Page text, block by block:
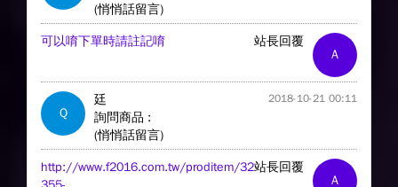
(悄悄話留言)
A
站長回覆
可以唷下單時請註記唷
Q
廷 2018-10-21 00:11
詢問商品 :
(悄悄話留言)
A
站長回覆
http://www.f2016.com.tw/proditem/32